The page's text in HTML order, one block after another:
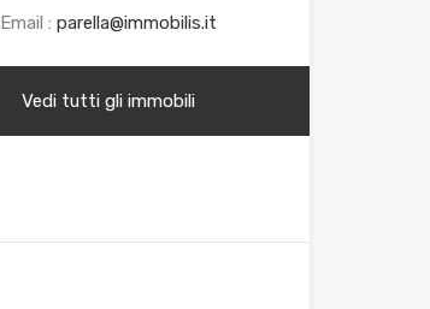
Email : parella@immobilis.it
Vedi tutti gli immobili